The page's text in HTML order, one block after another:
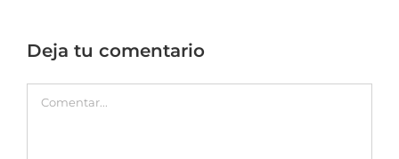
Deja tu comentario
Comentar